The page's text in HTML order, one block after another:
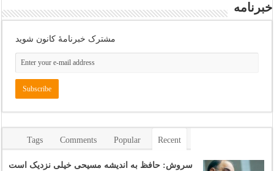
خبرنامه
مشترک خبرنامهٔ کانون شوید
Recent
Popular
Comments
Tags
سروش: حافظ به اندیشه مسیحی خیلی نزدیک است